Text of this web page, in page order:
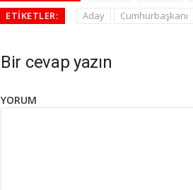
ETIKETLER:
Aday Cumhurbaşkanı
Bir cevap yazın
YORUM